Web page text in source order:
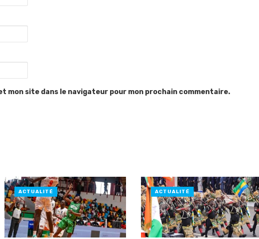
mon site dans le navigateur pour mon prochain commentaire.
ACTUALITÉ ACTUALITÉ